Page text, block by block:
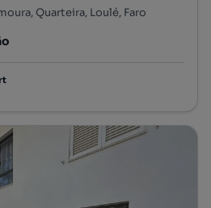
Quarteira, Loulé, Faro